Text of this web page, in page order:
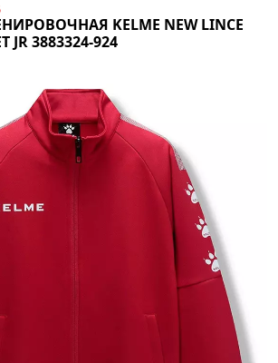
KELME NEW LINCE
JR 3883324-924